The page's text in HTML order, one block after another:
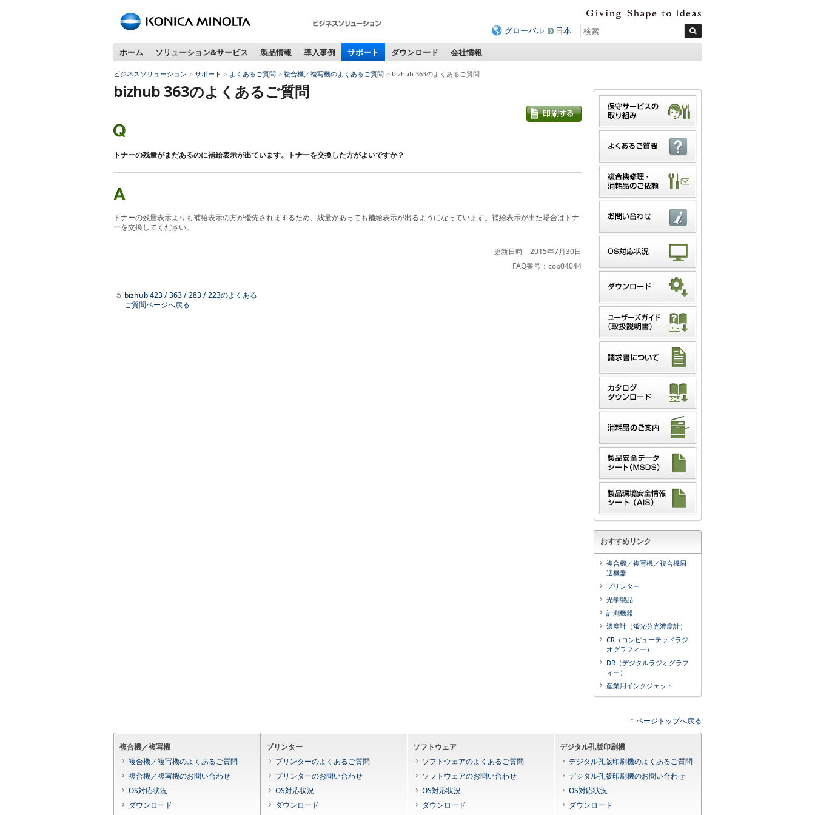
グローバル
日本
ホーム
ソリューション&サービス 製品情報 導入事例 サポート ダウンロード 会社情報
ビジネスソリューション サポート よくあるご質問 複合機／複写機のよくあるご質問 bizhub 363のよくあるご質問
bizhub 363のよくあるご質問
トナーの残量がまだあるのに補給表示が出ています。トナーを交換した方がよいですか？
トナーの残量表示よりも補給表示の方が優先されまするため、残量があっても補給表示が出るようになっています。補給表示が出た場合はトナ
ーを交換してください。
更新日時 2015年7月30日
FAQ番号：cop04044
bizhub 423 / 363 / 283 / 223のよくある
ご質問ページへ戻る
おすすめリンク
複合機／複写機／複合機周
辺機器
プリンター
光学製品
計測機器
濃度計（蛍光分光濃度計）
CR（コンピューテッドラジ
オグラフィー）
DR（デジタルラジオグラフ
ィー）
産業用インクジェット
ページトップへ戻る
複合機／複写機
複合機／複写機のよくあるご質問
複合機／複写機のお問い合わせ
OS対応状況
ダウンロード
プリンター
プリンターのよくあるご質問
プリンターのお問い合わせ
OS対応状況
ダウンロード
ソフトウェア
ソフトウェアのよくあるご質問
ソフトウェアのお問い合わせ
OS対応状況
ダウンロード
デジタル孔版印刷機
デジタル孔版印刷機のよくあるご質問
デジタル孔版印刷機のお問い合わせ
OS対応状況
ダウンロード